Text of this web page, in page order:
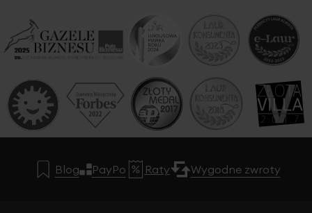
Blog PayPo Raty Wygodne zwroty